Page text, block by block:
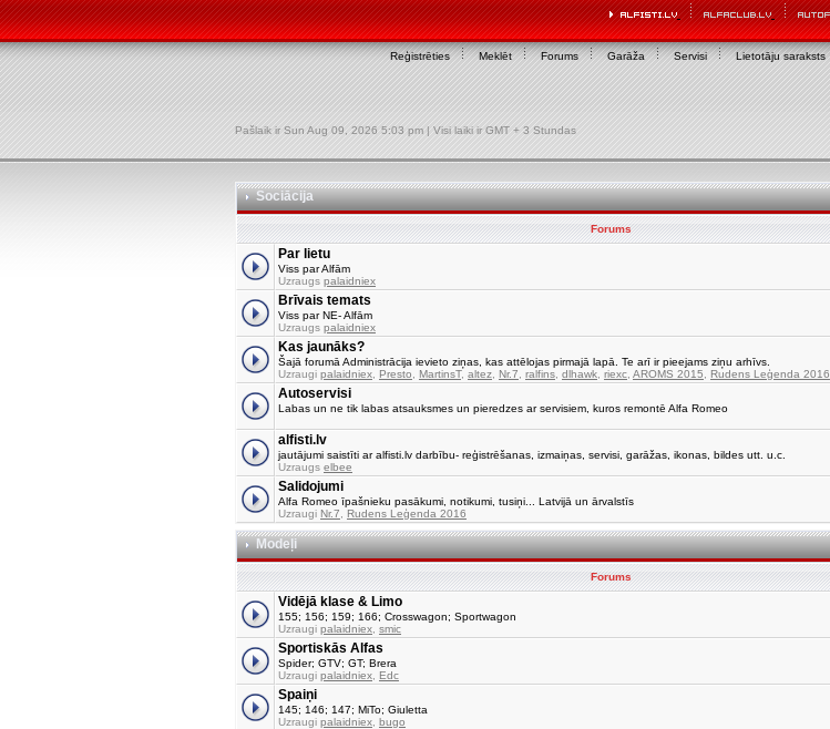
Reģistrēties Meklēt Forums Garāža Servisi Lietotāju saraksts
Pašlaik ir Sun Aug 09, 2026 5:03 pm | Visi laiki ir GMT + 3 Stundas
Sociācija
Forums
Par lietu
Viss par Alfām
Uzraugs palaidniex
Brīvais temats
Viss par NE- Alfām
Uzraugs palaidniex
Kas jaunāks?
Šajā forumā Administrācija ievieto ziņas, kas attēlojas pirmajā lapā. Te arī ir pieejams ziņu arhīvs.
Uzraugi palaidniex Presto MartinsT, altez Nr.7 ralfins dlhawk riexc AROMS 2015 Rudens Leģenda 2016
Autoservisi
Labas un ne tik labas atsauksmes un pieredzes ar servisiem, kuros remontē Alfa Romeo
alfisti.lv
jautājumi saistīti ar alfisti.lv darbību- reģistrēšanas, izmaiņas, servisi, garāžas, ikonas, bildes utt. u.c.
Uzraugs elbee
Salidojumi
Alfa Romeo īpašnieku pasākumi, notikumi, tusiņi... Latvijā un ārvalstīs
Uzraugi Nr.7 Rudens Leģenda 2016
Modeļi
Forums
Vidējā klase & Limo
155; 156; 159; 166; Crosswagon; Sportwagon
Uzraugi palaidniex smic
Sportiskās Alfas
Spider; GTV; GT; Brera
Uzraugi palaidniex Edc
Spaiņi
145; 146; 147; MiTo; Giuletta
Uzraugi palaidniex bugo